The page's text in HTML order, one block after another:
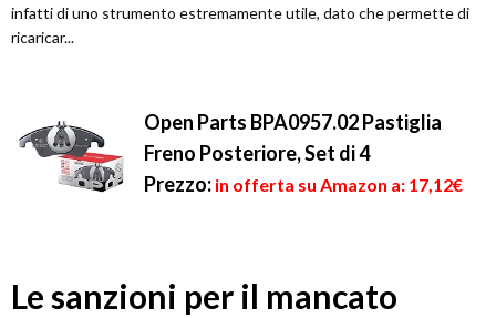
infatti di uno strumento estremamente utile, dato che permette di
ricaricar...
Open Parts BPA0957.02 Pastiglia
Freno Posteriore, Set di 4
Prezzo: in offerta su Amazon a: 17,12€
Le sanzioni per il mancato